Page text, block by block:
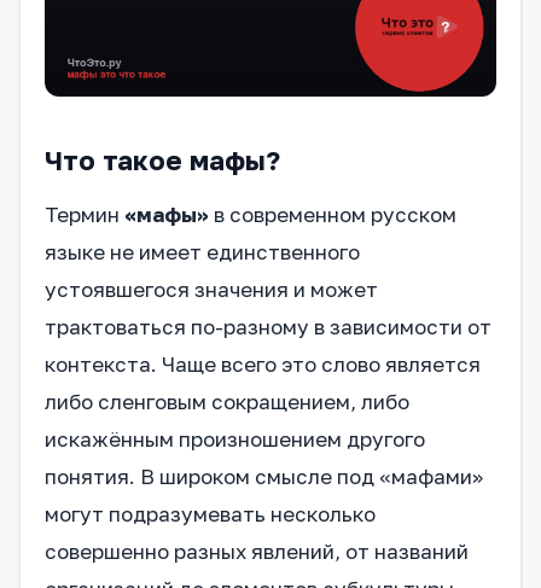
Что такое мафы?
Термин «мафы» в современном русском
языке не имеет единственного
устоявшегося значения и может
трактоваться по-разному в зависимости от
контекста. Чаще всего это слово является
либо сленговым сокращением, либо
искажённым произношением другого
понятия. В широком смысле под «мафами»
могут подразумевать несколько
совершенно разных явлений, от названий